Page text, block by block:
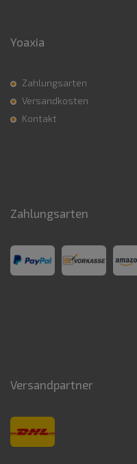
Yoaxia
Zahlungsarten
Versandkosten
Kontakt
Zahlungsarten
Versandpartner